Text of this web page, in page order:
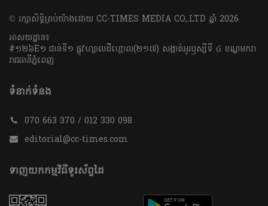
​© រក្សា​សិទ្ធិ​គ្រប់​យ៉ាង​ដោយ​ CC-TIMES MEDIA CO,.LTD ឆ្នាំ​ 2026
អាសយដ្ឋាន៖
#១២៦E១ ជាន់ទី១ ផ្លូវហ្សាលដឺហ្គោល(២១៧) សង្កាត់អូរឫស្សីទី ៤ ខណ្ឌមករា
រាជធានីភ្នំពេញ
ទំនាក់ទំនង
070 663 370 / 012 330 098
editorial@cc-times.com
ទាញយកកម្មវិធីទូរស័ព្ទដៃ